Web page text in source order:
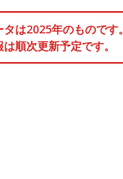
は2025年のものです。
順次更新予定です。